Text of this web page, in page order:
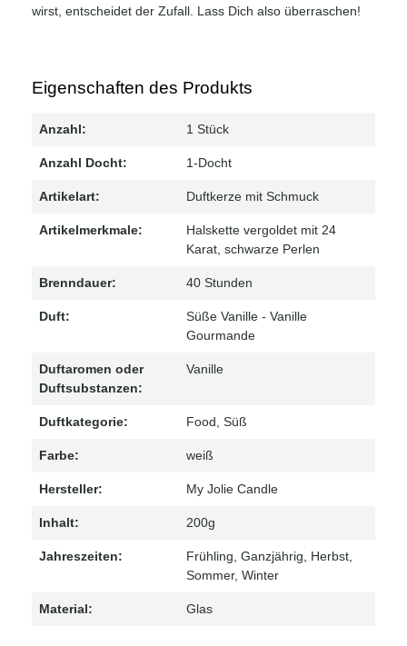
wirst, entscheidet der Zufall. Lass Dich also überraschen!
Eigenschaften des Produkts
Anzahl: 1 Stück
Anzahl Docht: 1-Docht
Artikelart: Duftkerze mit Schmuck
Artikelmerkmale:
Halskette vergoldet mit 24
Karat , schwarze Perlen
Brenndauer: 40 Stunden
Duft:
Süße Vanille - Vanille
Gourmande
Duftaromen oder
Duftsubstanzen:
Vanille
Duftkategorie: Food , Süß
Farbe: weiß
Hersteller: My Jolie Candle
Inhalt: 200g
Jahreszeiten: Frühling , Ganzjährig , Herbst
Sommer, Winter
Material: Glas